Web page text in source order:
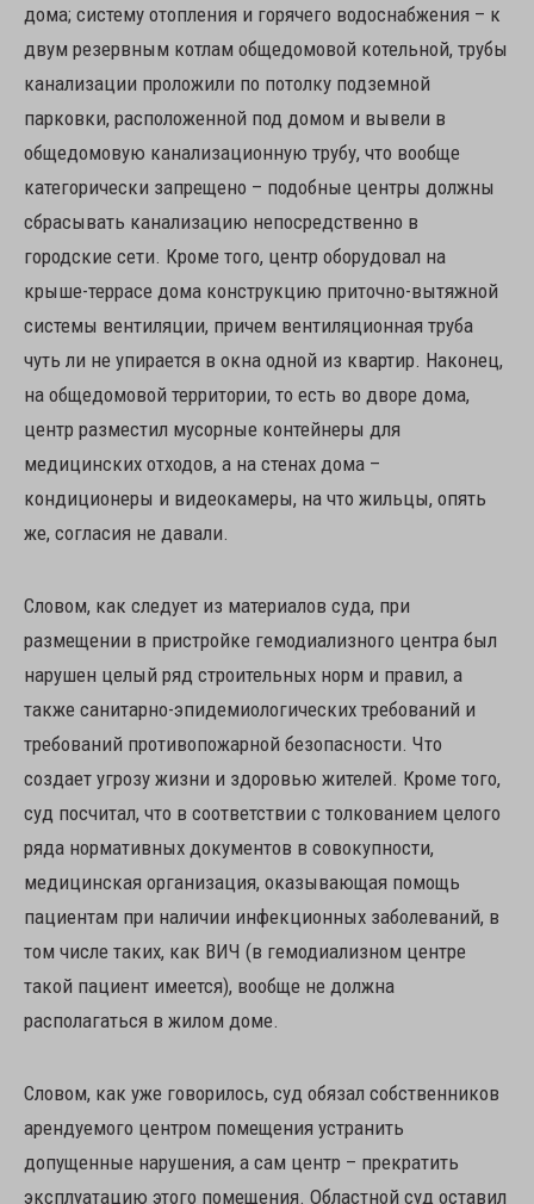
дома; систему отопления и горячего водоснабжения – к
двум резервным котлам общедомовой котельной, трубы
канализации проложили по потолку подземной
парковки, расположенной под домом и вывели в
общедомовую канализационную трубу, что вообще
категорически запрещено – подобные центры должны
сбрасывать канализацию непосредственно в
городские сети. Кроме того, центр оборудовал на
крыше-террасе дома конструкцию приточно-вытяжной
системы вентиляции, причем вентиляционная труба
чуть ли не упирается в окна одной из квартир. Наконец,
на общедомовой территории, то есть во дворе дома,
центр разместил мусорные контейнеры для
медицинских отходов, а на стенах дома –
кондиционеры и видеокамеры, на что жильцы, опять
же, согласия не давали.
Словом, как следует из материалов суда, при
размещении в пристройке гемодиализного центра был
нарушен целый ряд строительных норм и правил, а
также санитарно-эпидемиологических требований и
требований противопожарной безопасности. Что
создает угрозу жизни и здоровью жителей. Кроме того,
суд посчитал, что в соответствии с толкованием целого
ряда нормативных документов в совокупности,
медицинская организация, оказывающая помощь
пациентам при наличии инфекционных заболеваний, в
том числе таких, как ВИЧ (в гемодиализном центре
такой пациент имеется), вообще не должна
располагаться в жилом доме.
Словом, как уже говорилось, суд обязал собственников
арендуемого центром помещения устранить
допущенные нарушения, а сам центр – прекратить
эксплуатацию этого помещения. Областной суд оставил